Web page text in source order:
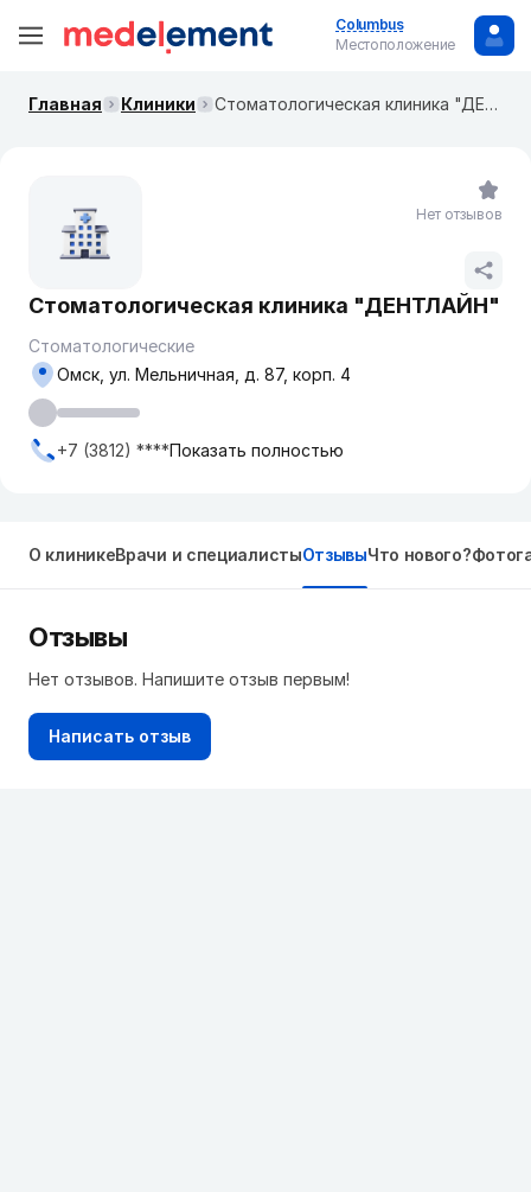
Columbus
Местоположение
Главная Клиники Стоматологическая клиника "ДЕНТЛАЙН"
Стоматологическая клиника "ДЕНТЛАЙН"
Стоматологические
Омск, ул. Мельничная, д. 87, корп. 4
+7 (3812) ****Показать полностью
Нет отзывов
О клиникеВрачи и специалистыОтзывыЧто нового?
Отзывы
Нет отзывов. Напишите отзыв первым!
Написать отзыв